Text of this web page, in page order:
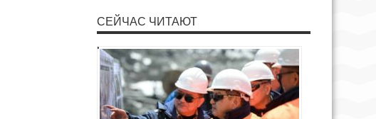
СЕЙЧАС ЧИТАЮТ